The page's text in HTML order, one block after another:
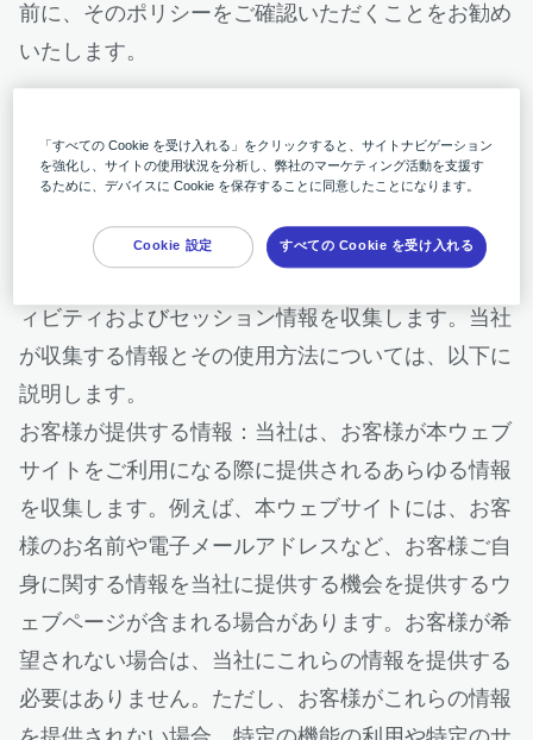
前に、そのポリシーをご確認いただくことをお勧め
いたします。
れをどう利用するのですか？
本ウェブサイトをご利用の際、iRhythmはお客様が
ィビティおよびセッション情報を収集します。当社
が収集する情報とその使用方法については、以下に
説明します。
お客様が提供する情報：当社は、お客様が本ウェブ
サイトをご利用になる際に提供されるあらゆる情報
を収集します。例えば、本ウェブサイトには、お客
様のお名前や電子メールアドレスなど、お客様ご自
身に関する情報を当社に提供する機会を提供するウ
ェブページが含まれる場合があります。お客様が希
望されない場合は、当社にこれらの情報を提供する
必要はありません。ただし、お客様がこれらの情報
「すべての Cookie を受け入れる」をクリックすると、サイトナビゲーション
を強化し、サイトの使用状況を分析し、弊社のマーケティング活動を支援す
るために、デバイスに Cookie を保存することに同意したことになります。
Cookie 設定 すべての Cookie を受け入れる